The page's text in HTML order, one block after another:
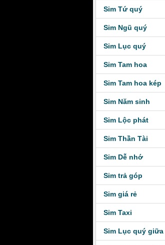
Sim Tứ quý
Sim Ngũ quý
Sim Lục quý
Sim Tam hoa
Sim Tam hoa kép
Sim Năm sinh
Sim Lộc phát
Sim Thần Tài
Sim Dễ nhớ
Sim trả góp
Sim giá rẻ
Sim Taxi
Sim Lục quý giữa